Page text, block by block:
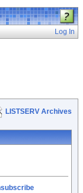
Log In
LISTSERV Archives